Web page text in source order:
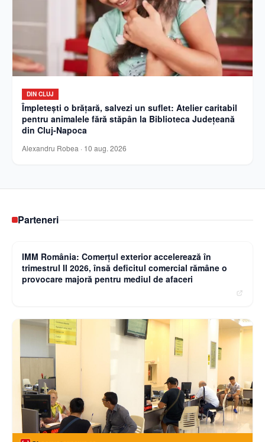
DIN CLUJ
Împletești o brățară, salvezi un suflet: Atelier caritabil
pentru animalele fără stăpân la Biblioteca Județeană
din Cluj-Napoca
Alexandru Robea · 10 aug. 2026
Parteneri
IMM România: Comerțul exterior accelerează în
trimestrul II 2026, însă deficitul comercial rămâne o
provocare majoră pentru mediul de afaceri